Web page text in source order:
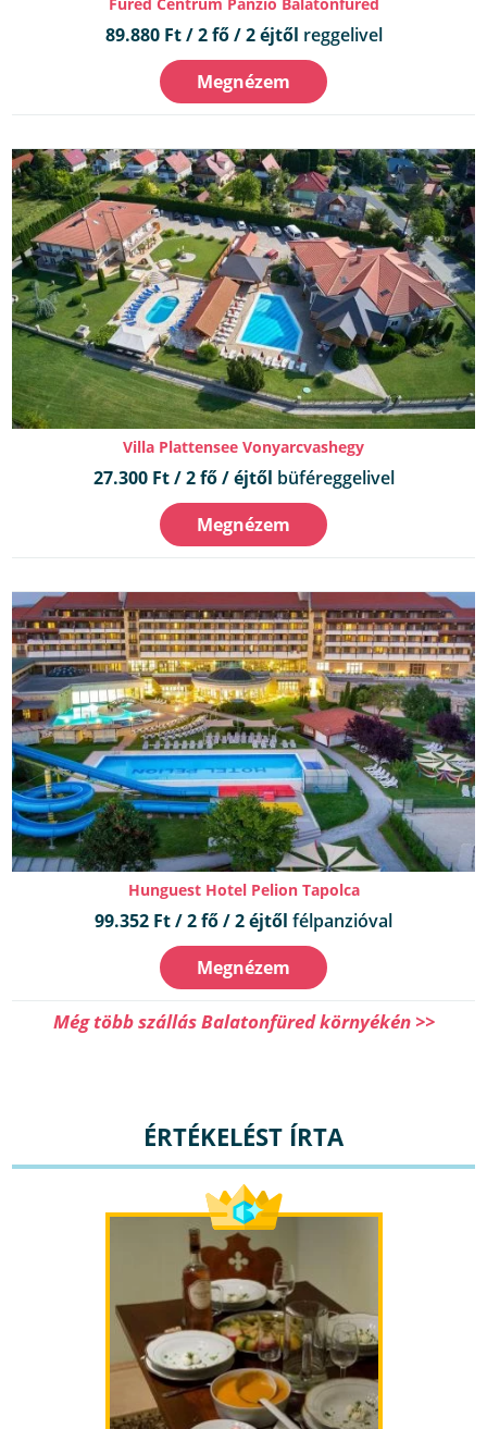
89.880 Ft / 2 fő / 2 éjtől reggelivel
Megnézem
Villa Plattensee Vonyarcvashegy
27.300 Ft / 2 fő / éjtől büféreggelivel
Megnézem
Hunguest Hotel Pelion Tapolca
99.352 Ft / 2 fő / 2 éjtől félpanzióval
Megnézem
Még több szállás Balatonfüred környékén >>
ÉRTÉKELÉST ÍRTA